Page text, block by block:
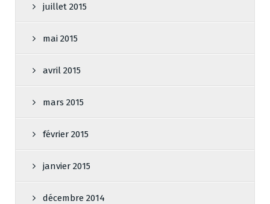
juillet 2015
mai 2015
avril 2015
mars 2015
février 2015
janvier 2015
décembre 2014